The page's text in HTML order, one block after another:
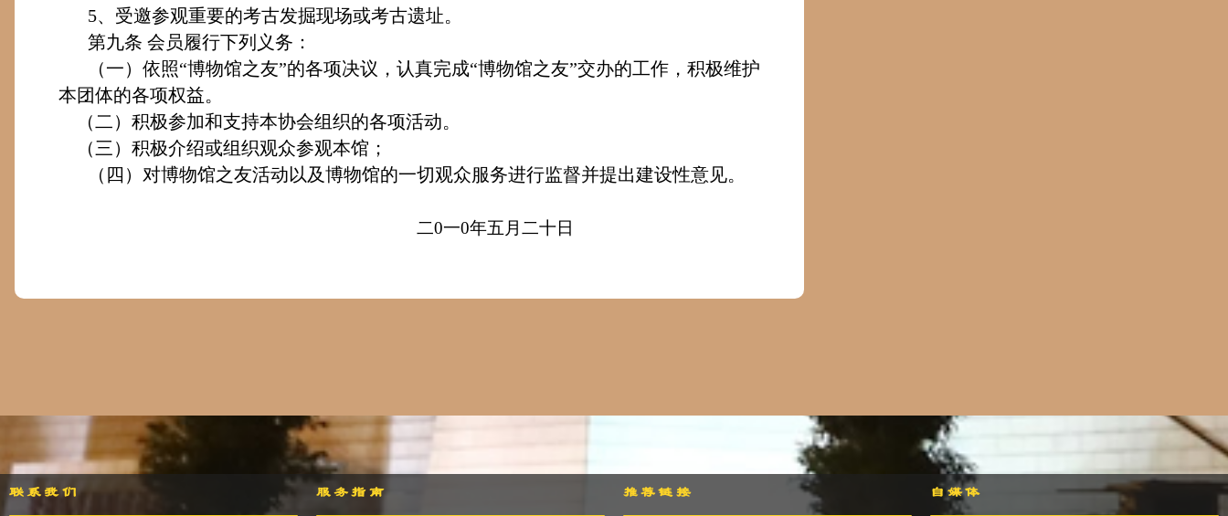
5、受邀参观重要的考古发掘现场或考古遗址。
第九条 会员履行下列义务：
（一）依照“博物馆之友”的各项决议，认真完成“博物馆之友”交办的工作，积极维护
本团体的各项权益。
（二）积极参加和支持本协会组织的各项活动。
（三）积极介绍或组织观众参观本馆；
（四）对博物馆之友活动以及博物馆的一切观众服务进行监督并提出建设性意见。
二0一0年五月二十日
联系我们 服务指南 推荐链接 自媒体